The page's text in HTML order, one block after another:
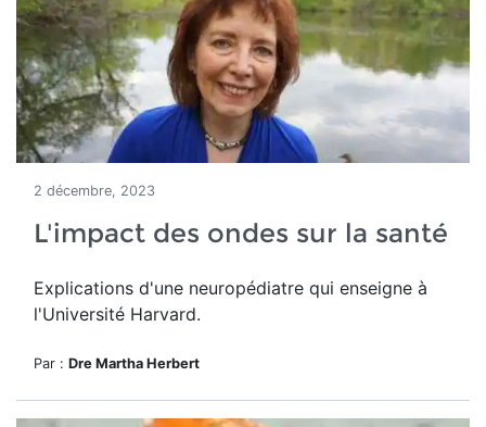
2 décembre, 2023
L'impact des ondes sur la santé
Explications d'une neuropédiatre qui enseigne à
l'Université Harvard.
Par : Dre Martha Herbert